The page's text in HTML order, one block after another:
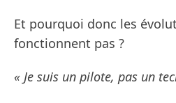
Et pourquoi donc les
fonctionnent pas ?
« Je suis un pilote, pas un